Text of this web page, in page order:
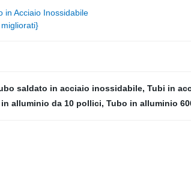
in Acciaio Inossidabile
saldato in acciaio inossidabile, Tubi in
alluminio da 10 pollici, Tubo in alluminio